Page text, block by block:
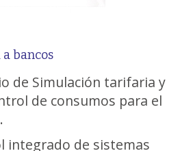
bancos
de Simulación tarifaria y
de consumos para el
integrado de sistemas